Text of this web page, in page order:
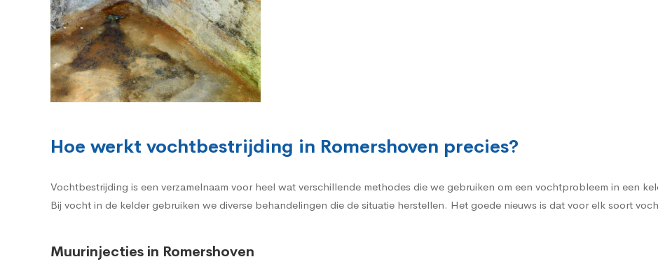
Hoe werkt vochtbestrijding in Romershoven precies?
Vochtbestrijding is een verzamelnaam voor heel wat verschillende methodes die we gebruiken om een vochtprobleem in een
Bij vocht in de kelder gebruiken we diverse behandelingen die de situatie herstellen. Het goede nieuws is dat voor elk soort
Muurinjecties in Romershoven